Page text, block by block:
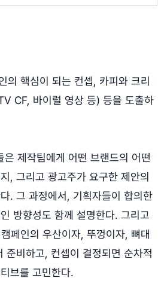
의 핵심이 되는 컨셉, 카피와 크리
CF, 바이럴 영상 등) 등을 도출하
제작팀에게 어떤 브랜드의 어떤
, 그리고 광고주가 요구한 제안의
. 그 과정에서, 기획자들이 합의한
방향성도 함께 설명한다. 그리고
페인의 우산이자, 뚜껑이자, 뼈대
준비하고, 컨셉이 결정되면 순차적
브를 고민한다.